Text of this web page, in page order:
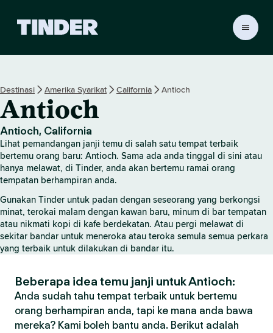
a
a
m
a
T
n
d
e
r
Destinasi Amerika Syarikat California Antioch
Antioch
Antioch, California
Lihat pemandangan janji temu di salah satu tempat terbaik
bertemu orang baru: Antioch. Sama ada anda tinggal di sini atau
hanya melawat, di Tinder, anda akan bertemu ramai orang
tempatan berhampiran anda.
Gunakan Tinder untuk padan dengan seseorang yang berkongsi
minat, terokai malam dengan kawan baru, minum di bar tempatan
atau nikmati kopi di kafe berdekatan. Atau pergi melawat di
sekitar bandar untuk meneroka atau teroka semula semua perkara
yang terbaik untuk dilakukan di bandar itu.
Beberapa idea temu janji untuk Antioch:
Anda sudah tahu tempat terbaik untuk bertemu
orang berhampiran anda, tapi ke mana anda bawa
mereka? Kami boleh bantu anda. Berikut adalah